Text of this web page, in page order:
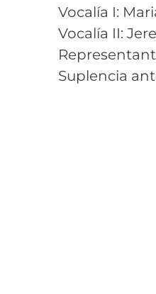
Vocalía I:
Vocalía II:
Suplencia